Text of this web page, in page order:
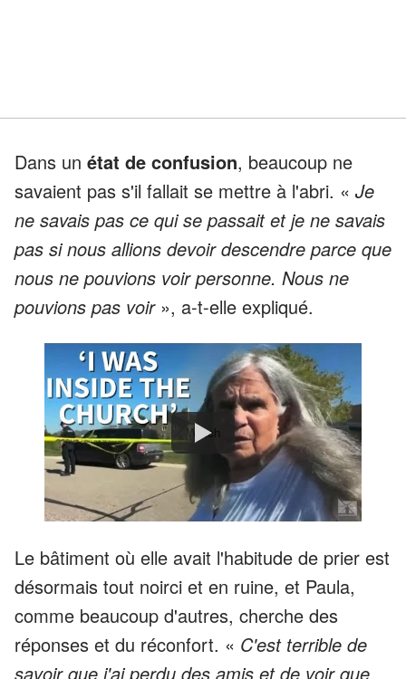
Dans un état de confusion, beaucoup ne
savaient pas s'il fallait se mettre à l'abri. « Je
ne savais pas ce qui se passait et je ne savais
pas si nous allions devoir descendre parce que
nous ne pouvions voir personne. Nous ne
pouvions pas voir», a-t-elle expliqué.
Watch
Le bâtiment où elle avait l'habitude de prier est
désormais tout noirci et en ruine, et Paula,
comme beaucoup d'autres, cherche des
réponses et du réconfort. « C'est terrible de
savoir que j'ai perdu des amis et de voir que